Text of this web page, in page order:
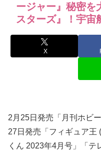
ージャー』秘密を
スターズ』！宇宙
X
2月25日発売「月刊ホビ
27日発売「フィギュア王
くん 2023年4月号」「